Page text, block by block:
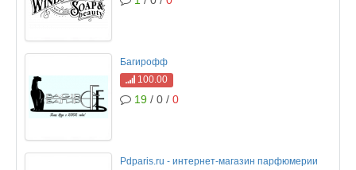
Багирофф
100.00
19 / 0 / 0
Pdparis.ru - интернет-магазин парфюмерии